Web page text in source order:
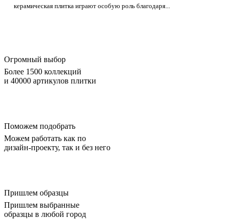
керамическая плитка играют особую роль благодаря...
Огромный выбор
Более 1500 коллекций
и 40000 артикулов плитки
Поможем подобрать
Можем работать как по
дизайн-проекту, так и без него
Пришлем образцы
Пришлем выбранные
образцы в любой город